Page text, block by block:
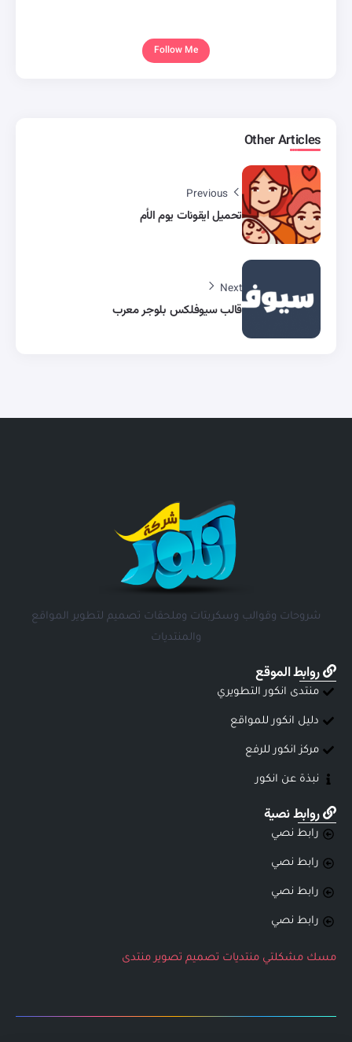
Follow Me
Other Articles
Previous
تحميل ايقونات يوم الأم
Next
قالب سيوفلكس بلوجر معرب
شروحات وقوالب وسكربتات وملحقات تصميم لتطوير المواقع
والمنتديات
روابط الموقع
منتدى انكور التطويري
دليل انكور للمواقع
مركز انكور للرفع
نبذة عن انكور
روابط نصية
رابط نصي
رابط نصي
رابط نصي
رابط نصي
مسك مشكلتي منتديات تصميم تصوير منتدى